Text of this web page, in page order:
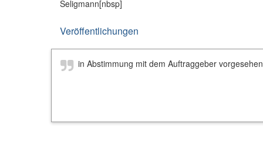
Seligmann[nbsp]
Veröffentlichungen
in Abstimmung mit dem Auftraggeber vorgesehen